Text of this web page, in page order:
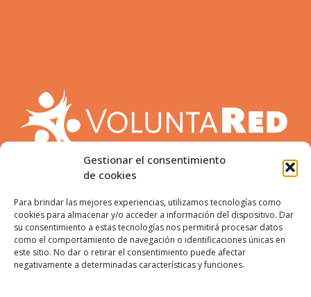
Gestionar el consentimiento
de cookies
Para brindar las mejores experiencias, utilizamos tecnologías como
cookies para almacenar y/o acceder a información del dispositivo. Dar
su consentimiento a estas tecnologías nos permitirá procesar datos
como el comportamiento de navegación o identificaciones únicas en
este sitio. No dar o retirar el consentimiento puede afectar
negativamente a determinadas características y funciones.
ENCUÉNTRANOS: